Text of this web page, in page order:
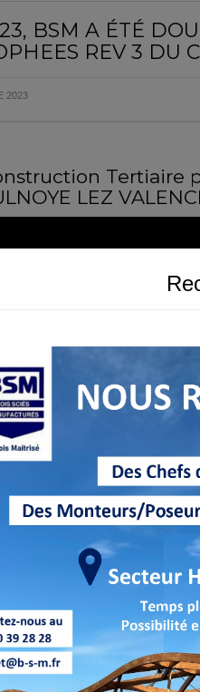
23, BSM A ÉTÉ
REV 3 DU
2023
Tertiaire
LEZ